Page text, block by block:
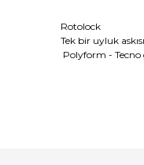
Rotolock
Tek bir uyluk askısı
Polyform -